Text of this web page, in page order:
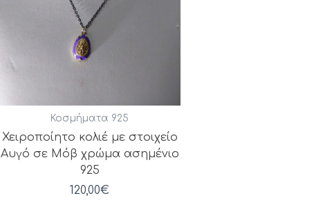
Κοσμήματα 925
Χειροποίητο κολιέ με στοιχείο
Αυγό σε Μόβ χρώμα ασημένιο
925
120,00€